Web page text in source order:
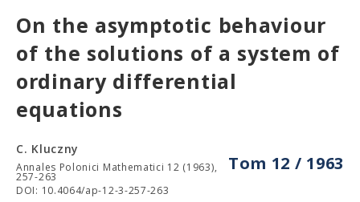
On the asymptotic behaviour
of the solutions of a system of
ordinary differential
equations
Tom 12 / 1963
C. Kluczny
Annales Polonici Mathematici 12 (1963),
257-263
DOI: 10.4064/ap-12-3-257-263